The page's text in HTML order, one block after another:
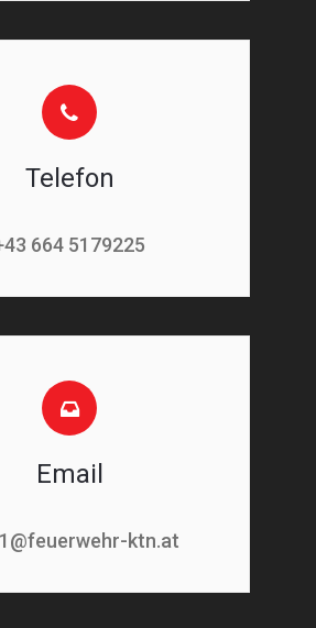
Telefon
664 5179225
Email
ktn.at